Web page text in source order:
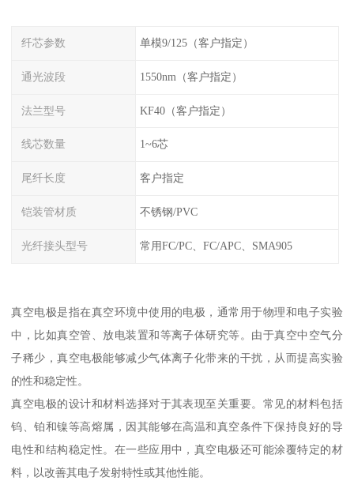
纤芯参数 单模9/125（客户指定）
通光波段 1550nm（客户指定）
法兰型号 KF40（客户指定）
线芯数量 1~6芯
尾纤长度 客户指定
铠装管材质 不锈钢/PVC
光纤接头型号 常用FC/PC、FC/APC、SMA905
真空电极是指在真空环境中使用的电极，通常用于物理和电子实验
中，比如真空管、放电装置和等离子体研究等。由于真空中空气分
子稀少，真空电极能够减少气体离子化带来的干扰，从而提高实验
的性和稳定性。
真空电极的设计和材料选择对于其表现至关重要。常见的材料包括
钨、铂和镍等高熔属，因其能够在高温和真空条件下保持良好的导
电性和结构稳定性。在一些应用中，真空电极还可能涂覆特定的材
料，以改善其电子发射特性或其他性能。